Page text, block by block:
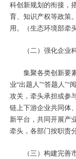
科创新规划的衔接，
育、知识产权等政策
用。（生态环境部牵
（二）强化企业
集聚各类创新要
业“出题人”“答题人
攻关，牵头承担或参
链上下游企业共同体
新平台，共同开展产
牵头，各部门按职责
（三）构建完